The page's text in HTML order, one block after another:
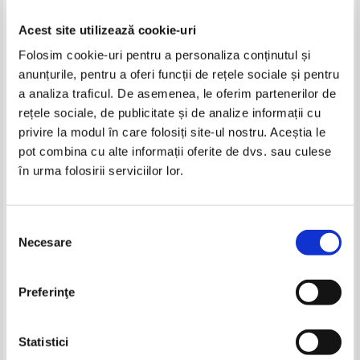
Acest site utilizează cookie-uri
Folosim cookie-uri pentru a personaliza conținutul și
anunțurile, pentru a oferi funcții de rețele sociale și pentru
a analiza traficul. De asemenea, le oferim partenerilor de
rețele sociale, de publicitate și de analize informații cu
privire la modul în care folosiți site-ul nostru. Aceștia le
pot combina cu alte informații oferite de dvs. sau culese
în urma folosirii serviciilor lor.
consimțământului
Necesare
Preferinţe
Statistici
Ion Luca Caragiale - Teatru
IN STOC
Adaugă în coș
Rodica Padina - De joi pana
Adaugă în coș
-50%